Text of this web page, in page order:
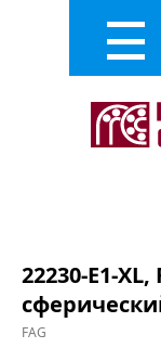
22230-E1-
FAG